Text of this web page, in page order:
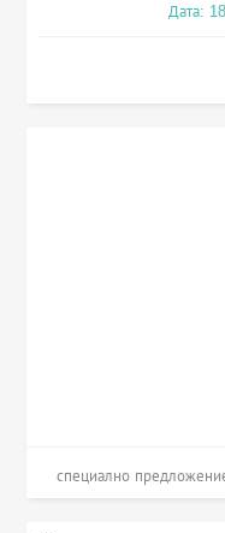
Дата:
специално